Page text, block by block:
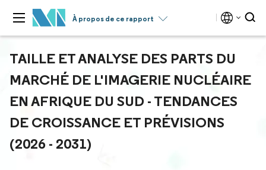
À propos de ce rapport
TAILLE ET ANALYSE DES PARTS DU
MARCHÉ DE L'IMAGERIE NUCLÉAIRE
EN AFRIQUE DU SUD - TENDANCES
DE CROISSANCE ET PRÉVISIONS
(2026 - 2031)